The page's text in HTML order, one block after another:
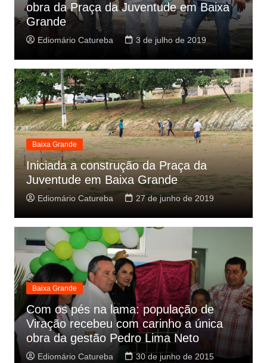
obra da Praça da Juventude em Baixa
Grande
Ediomário Catureba 3 de julho de 2019
Baixa Grande
Iniciada a construção da Praça da
Juventude em Baixa Grande
Ediomário Catureba 27 de junho de 2019
Baixa Grande
Com os pés na lama: população de
Viração recebeu com carinho a única
obra da gestão Pedro Lima Neto
Ediomário Catureba 30 de junho de 2015